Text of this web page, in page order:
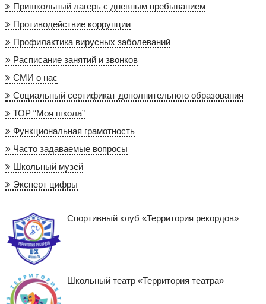
Пришкольный лагерь с дневным пребыванием
Противодействие коррупции
Профилактика вирусных заболеваний
Расписание занятий и звонков
СМИ о нас
Социальный сертификат дополнительного образования
ТОР “Моя школа”
Функциональная грамотность
Часто задаваемые вопросы
Школьный музей
Эксперт цифры
Спортивный клуб «Территория рекордов»
Школьный театр «Территория театра»